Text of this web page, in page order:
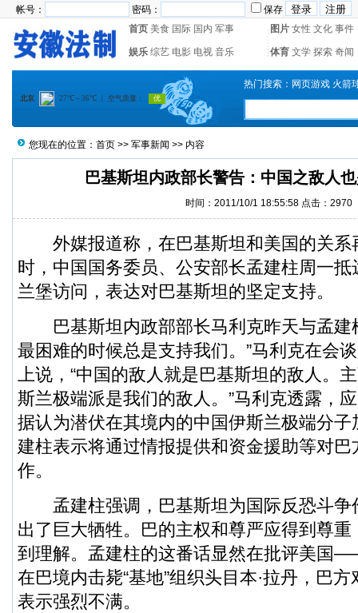
帐号： 密码：
保存
首页 美食 国际 国内 军事 图片 女性 文化 事件
娱乐 综艺 电影 电视 音乐 体育 文学 探索 奇闻
热门搜索： 网页游戏 火箭
您现在的位置： 首页 >> 军事新闻 >> 内容
巴基斯坦内政部长警告：中国之敌人
时间：2011/10/1 18:55:58 点击：2970
外媒报道称，在巴基斯坦和美国的关系
时，中国国务委员、公安部长孟建柱周一抵
兰堡访问，表达对巴基斯坦的坚定支持。
巴基斯坦内政部部长马利克昨天与孟建
最困难的时候总是支持我们。”马利克在会
上说，“中国的敌人就是巴基斯坦的敌人。
斯兰极端派是我们的敌人。”马利克透露，
据认为潜伏在其境内的中国伊斯兰极端分
建柱表示将通过情报提供和资金援助等对
作。
孟建柱强调，巴基斯坦为国际反恐斗争
出了巨大牺牲。巴的主权和尊严应得到尊
到理解。孟建柱的这番话显然在批评美国
在巴境内击毙“基地”组织头目本·拉丹，巴
表示强烈不满。